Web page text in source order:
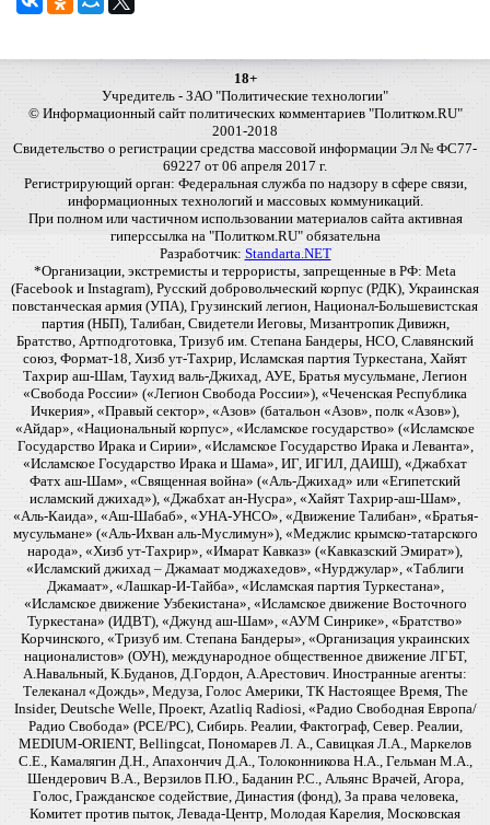
18+
Учредитель - ЗАО "Политические технологии"
© Информационный сайт политических комментариев "Политком.RU"
2001-2018
Свидетельство о регистрации средства массовой информации Эл № ФС77-
69227 от 06 апреля 2017 г.
Регистрирующий орган: Федеральная служба по надзору в сфере связи,
информационных технологий и массовых коммуникаций.
При полном или частичном использовании материалов сайта активная
гиперссылка на "Политком.RU" обязательна
Разработчик: Standarta.NET
*Организации, экстремисты и террористы, запрещенные в РФ: Meta
(Facebook и Instagram), Русский добровольческий корпус (РДК), Украинская
повстанческая армия (УПА), Грузинский легион, Национал-Большевистская
партия (НБП), Талибан, Свидетели Иеговы, Мизантропик Дивижн,
Братство, Артподготовка, Тризуб им. Степана Бандеры, НСО, Славянский
союз, Формат-18, Хизб ут-Тахрир, Исламская партия Туркестана, Хайят
Тахрир аш-Шам, Таухид валь-Джихад, АУЕ, Братья мусульмане, Легион
«Свобода России» («Легион Свобода России»), «Чеченская Республика
Ичкерия», «Правый сектор», «Азов» (батальон «Азов», полк «Азов»),
«Айдар», «Национальный корпус», «Исламское государство» («Исламское
Государство Ирака и Сирии», «Исламское Государство Ирака и Леванта»,
«Исламское Государство Ирака и Шама», ИГ, ИГИЛ, ДАИШ), «Джабхат
Фатх аш-Шам», «Священная война» («Аль-Джихад» или «Египетский
исламский джихад»), «Джабхат ан-Нусра», «Хайят Тахрир-аш-Шам»,
«Аль-Каида», «Аш-Шабаб», «УНА-УНСО», «Движение Талибан», «Братья-
мусульмане» («Аль-Ихван аль-Муслимун»), «Меджлис крымско-татарского
народа», «Хизб ут-Тахрир», «Имарат Кавказ» («Кавказский Эмират»),
«Исламский джихад – Джамаат моджахедов», «Нурджулар», «Таблиги
Джамаат», «Лашкар-И-Тайба», «Исламская партия Туркестана»,
«Исламское движение Узбекистана», «Исламское движение Восточного
Туркестана» (ИДВТ), «Джунд аш-Шам», «АУМ Синрике», «Братство»
Корчинского, «Тризуб им. Степана Бандеры», «Организация украинских
националистов» (ОУН), международное общественное движение ЛГБТ,
А.Навальный, К.Буданов, Д.Гордон, А.Арестович. Иностранные агенты:
Телеканал «Дождь», Медуза, Голос Америки, ТК Настоящее Время, The
Insider, Deutsche Welle, Проект, Azatliq Radiosi, «Радио Свободная Европа/
Радио Свобода» (PCE/PC), Сибирь. Реалии, Фактограф, Север. Реалии,
MEDIUM-ORIENT, Bellingcat, Пономарев Л. А., Савицкая Л.А., Маркелов
С.Е., Камалягин Д.Н., Апахончич Д.А., Толоконникова Н.А., Гельман М.А.,
Шендерович В.А., Верзилов П.Ю., Баданин Р.С., Альянс Врачей, Агора,
Голос, Гражданское содействие, Династия (фонд), За права человека,
Комитет против пыток, Левада-Центр, Молодая Карелия, Московская